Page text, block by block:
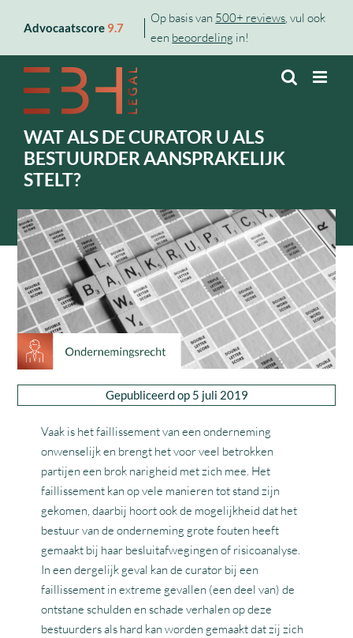
WAT ALS DE CURATOR U ALS
BESTUURDER AANSPRAKELIJK
STELT?
Gepubliceerd op 5 juli 2019
Vaak is het faillissement van een onderneming
onwenselijk en brengt het voor veel betrokken
partijen een brok narigheid met zich mee. Het
faillissement kan op vele manieren tot stand zijn
gekomen, daarbij hoort ook de mogelijkheid dat het
bestuur van de onderneming grote fouten heeft
gemaakt bij haar besluitafwegingen of risicoanalyse.
In een dergelijk geval kan de curator bij een
faillissement in extreme gevallen (een deel van) de
ontstane schulden en schade verhalen op deze
bestuurders als hard kan worden gemaakt dat zij zich
Advocaatscore 9.7
Op basis van 500+ reviews, vul ook
een beoordeling in!